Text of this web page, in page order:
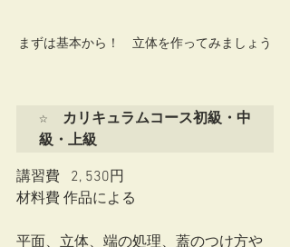
まずは基本から！　立体を作ってみましょう
☆　カリキュラムコース初級・中
級・上級
講習費   2, 530円
材料費 作品による
平面、立体、端の処理、蓋のつけ方や